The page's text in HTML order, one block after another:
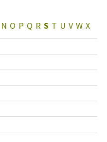
N O P Q R S T U V W X